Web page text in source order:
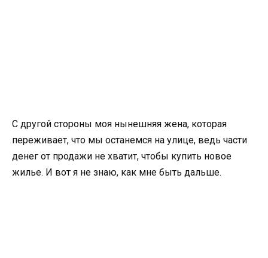
С другой стороны моя нынешняя жена, которая
переживает, что мы останемся на улице, ведь части
денег от продажи не хватит, чтобы купить новое
жилье. И вот я не знаю, как мне быть дальше.